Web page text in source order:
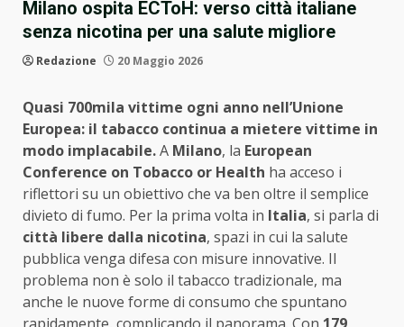
Milano ospita ECToH: verso città italiane
senza nicotina per una salute migliore
Redazione 20 Maggio 2026
Quasi 700mila vittime ogni anno nell’Unione
Europea: il tabacco continua a mietere vittime in
modo implacabile.A Milano, la European
Conference on Tobacco or Health ha acceso i
riflettori su un obiettivo che va ben oltre il semplice
divieto di fumo. Per la prima volta in Italia, si parla di
città libere dalla nicotina, spazi in cui la salute
pubblica venga difesa con misure innovative. Il
problema non è solo il tabacco tradizionale, ma
anche le nuove forme di consumo che spuntano